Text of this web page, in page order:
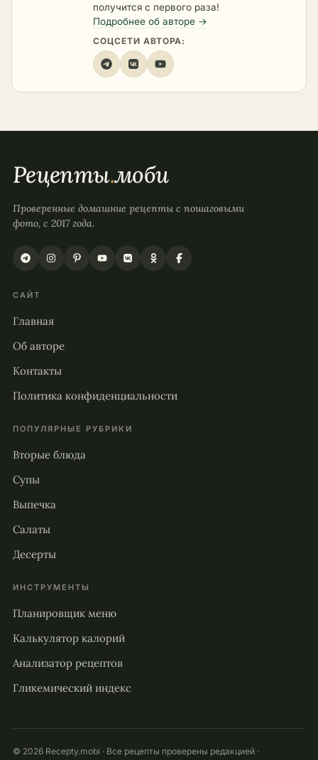
получится с первого раза!
Подробнее об авторе →
СОЦСЕТИ АВТОРА:
Рецепты.моби
Проверенные домашние рецепты с пошаговыми
фото, с 2017 года.
САЙТ
Главная
Об авторе
Контакты
Политика конфиденциальности
ПОПУЛЯРНЫЕ РУБРИКИ
Вторые блюда
Супы
Выпечка
Салаты
Десерты
ИНСТРУМЕНТЫ
Планировщик меню
Калькулятор калорий
Анализатор рецептов
Гликемический индекс
© 2026 Recepty.mobi · Все рецепты проверены редакцией ·